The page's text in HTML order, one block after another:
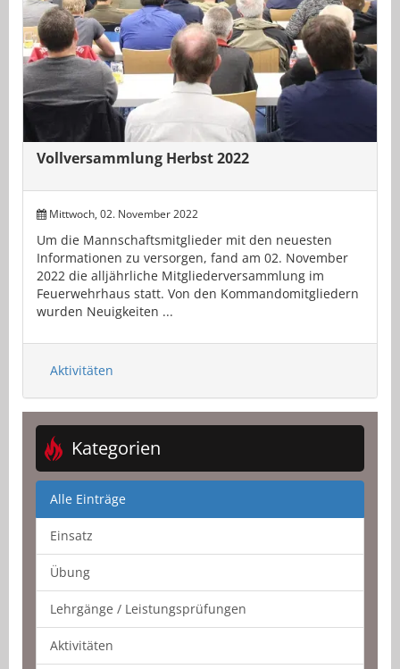
Vollversammlung Herbst 2022
Mittwoch, 02. November 2022
Um die Mannschaftsmitglieder mit den neuesten
Informationen zu versorgen, fand am 02. November
2022 die alljährliche Mitgliederversammlung im
Feuerwehrhaus statt. Von den Kommandomitgliedern
wurden Neuigkeiten ...
Aktivitäten
Kategorien
Alle Einträge
Einsatz
Übung
Lehrgänge / Leistungsprüfungen
Aktivitäten